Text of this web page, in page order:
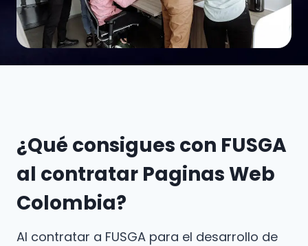
¿Qué consigues con FUSGA
al contratar Paginas Web
Colombia?
Al contratar a FUSGA para el desarrollo de